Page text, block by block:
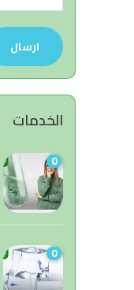
الخدمات
0
0